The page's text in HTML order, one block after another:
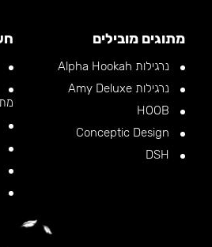
מתוגים מובילים
נרגילות Alpha Hookah
נרגילות Amy Deluxe